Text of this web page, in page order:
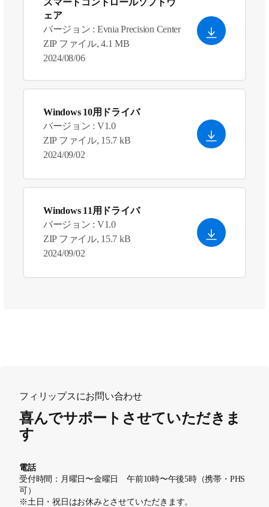
スマートコントロールソフトウ
ェア
バージョン : Evnia Precision Center
ZIP ファイル, 4.1 MB
2024/08/06
Windows 10用ドライバ
バージョン : V1.0
ZIP ファイル, 15.7 kB
2024/09/02
Windows 11用ドライバ
バージョン : V1.0
ZIP ファイル, 15.7 kB
2024/09/02
フィリップスにお問い合わせ
喜んでサポートさせていただきま
す
電話
受付時間：月曜日〜金曜日 午前10時〜午後5時（携帯・PHS
可）
※土日・祝日はお休みとさせていただきます。